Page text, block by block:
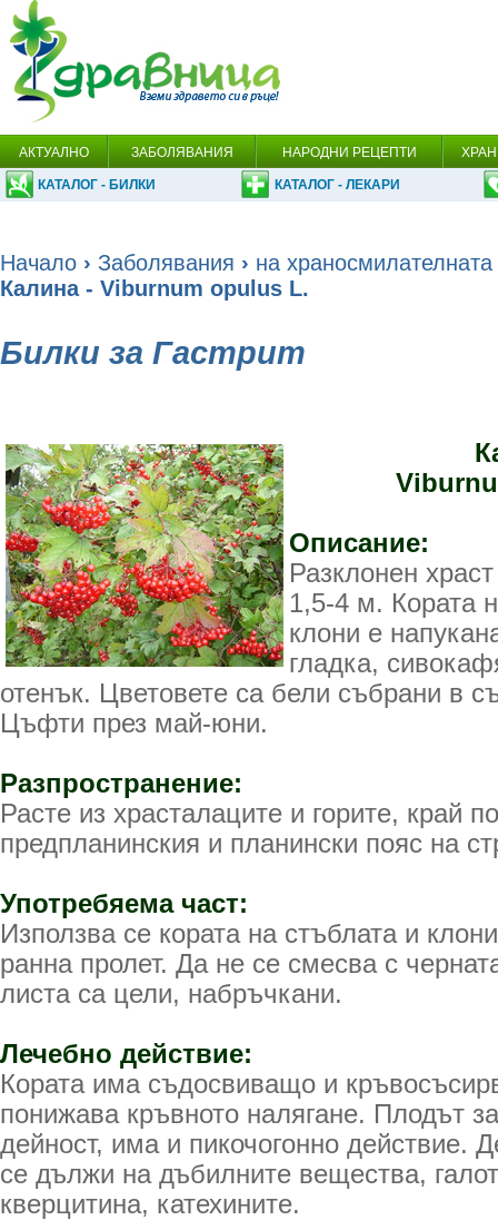
АКТУАЛНО ЗАБОЛЯВАНИЯ НАРОДНИ РЕЦЕПТИ
КАТАЛОГ - БИЛКИ КАТАЛОГ - ЛЕКАРИ
Начало › Заболявания › на
Калина - Viburnum opulus L.
Билки за Гастрит
Описание:
Разклонен
1,5-4 м. Кората
клони е
гладка,
отенък. Цветовете са бели събрани в
Цъфти през май-юни.
Разпространение:
Расте из храсталаците и горите, край
предпланинския и планински пояс на
Употребяема част:
Използва се кората на стъблата и
ранна пролет. Да не се смесва с
листа са цели, набръчкани.
Лечебно действие:
Кората има съдосвиващо и
понижава кръвното налягане. Плодът
дейност, има и пикочогонно действие.
се дължи на дъбилните вещества,
кверцитина, катехините.